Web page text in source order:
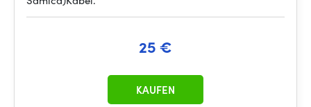
25 €
KAUFEN